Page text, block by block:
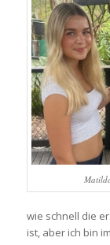
wie schnell die
ist, aber ich bin